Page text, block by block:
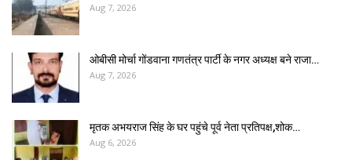
Aug 7, 2026
ओबीसी मोर्चा गोंडवाना गणतंत्र पार्टी के नगर अध्यक्ष बने राजा…
Aug 7, 2026
मृतक अभयराज सिंह के घर पहुंचे पूर्व नेता प्रतिपक्ष,शोक…
Aug 6, 2026